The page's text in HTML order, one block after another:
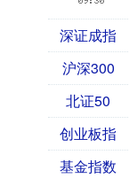
深证成指
沪深300
北证50
创业板指
基金指数